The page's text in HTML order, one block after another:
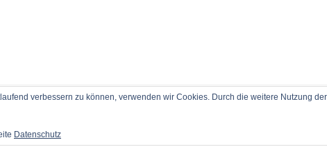
verbessern zu können, verwenden wir Cookies. Durch die weitere Nutzung
Datenschutz